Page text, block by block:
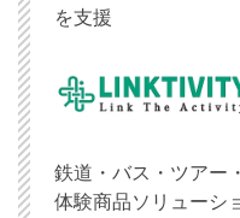
を支援
鉄道・バス・ツアー・
体験商品ソリューシ